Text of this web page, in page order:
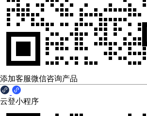
添加客服微信咨询产品
云登小程序